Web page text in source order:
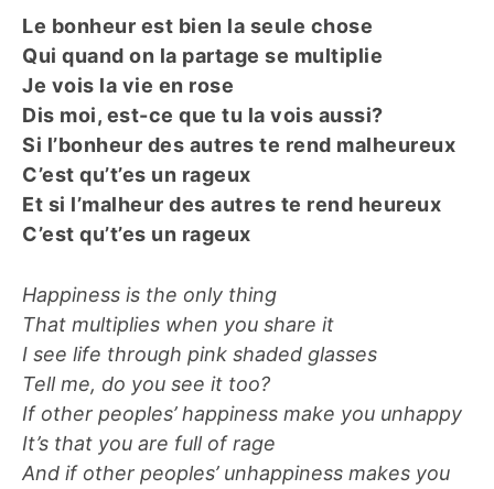
Le bonheur est bien la seule chose
Qui quand on la partage se multiplie
Je vois la vie en rose
Dis moi, est-ce que tu la vois aussi?
Si l’bonheur des autres te rend malheureux
C’est qu’t’es un rageux
Et si l’malheur des autres te rend heureux
C’est qu’t’es un rageux
Happiness is the only thing
That multiplies when you share it
I see life through pink shaded glasses
Tell me, do you see it too?
If other peoples’ happiness make you unhappy
It’s that you are full of rage
And if other peoples’ unhappiness makes you